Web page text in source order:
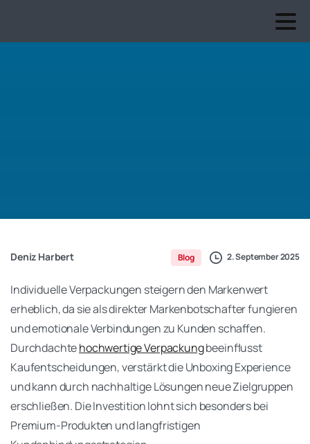
Deniz Harbert Blog 2. September 2025
Individuelle Verpackungen steigern den Markenwert
erheblich, da sie als direkter Markenbotschafter fungieren
und emotionale Verbindungen zu Kunden schaffen.
Durchdachtehochwertige Verpackungbeeinflusst
Kaufentscheidungen, verstärkt die Unboxing Experience
und kann durch nachhaltige Lösungen neue Zielgruppen
erschließen. Die Investition lohnt sich besonders bei
Premium-Produkten und langfristigen